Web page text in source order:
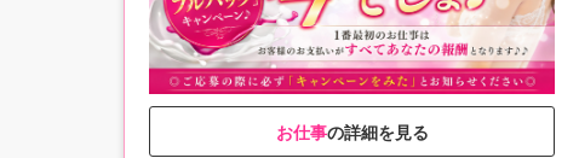
お仕事の詳細を見る